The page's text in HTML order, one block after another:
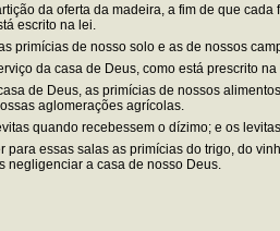
da oferta da madeira, a fim de que
escrito na lei.
primícias de nosso solo e as de nossos
da casa de Deus, como está prescrito
de Deus, as primícias de nossos
aglomerações agrícolas.
quando recebessem o dízimo; e os
essas salas as primícias do trigo, do
negligenciar a casa de nosso Deus.